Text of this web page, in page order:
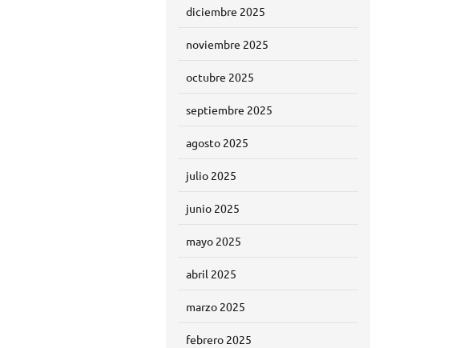
diciembre 2025
noviembre 2025
octubre 2025
septiembre 2025
agosto 2025
julio 2025
junio 2025
mayo 2025
abril 2025
marzo 2025
febrero 2025